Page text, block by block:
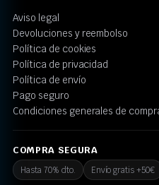
Aviso legal
Devoluciones y reembolso
Política de cookies
Política de privacidad
Política de envío
Pago seguro
Condiciones generales de
COMPRA SEGURA
Hasta 70% dto. Envío gratis +50€